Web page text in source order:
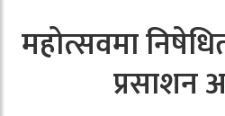
महोत्सवमा
प्रसाशन